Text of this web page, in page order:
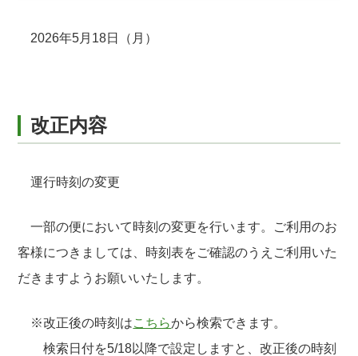
2026年5月18日（月）
改正内容
運行時刻の変更
一部の便において時刻の変更を行います。ご利用のお
客様につきましては、時刻表をご確認のうえご利用いた
だきますようお願いいたします。
※改正後の時刻はこちらから検索できます。
検索日付を5/18以降で設定しますと、改正後の時刻